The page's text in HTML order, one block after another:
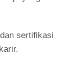
sertifikasi